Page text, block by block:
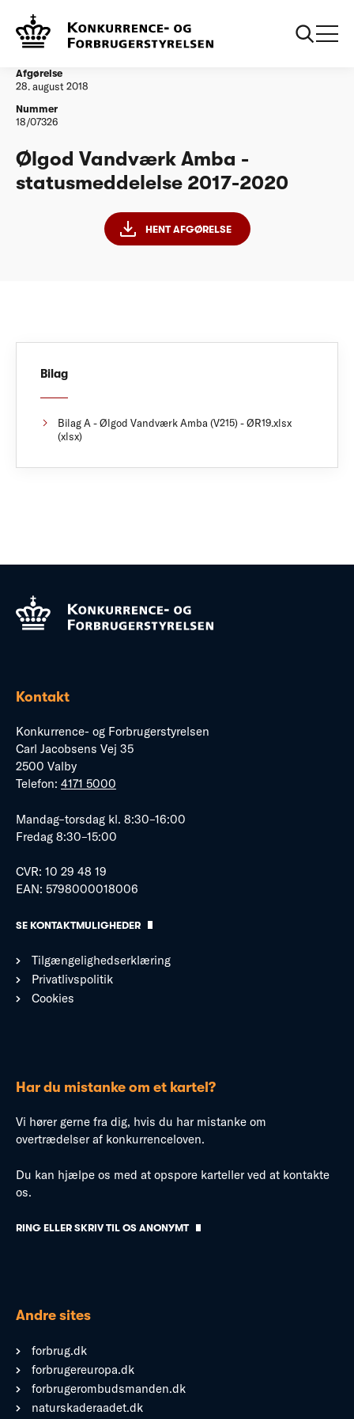
Vandtilsyn
2020
Afgørelse
28. august 2018
Nummer
18/07326
Ølgod Vandværk Amba -
statusmeddelelse 2017-2020
HENT AFGØRELSE
Bilag
Bilag A - Ølgod Vandværk Amba (V215) - ØR19.xlsx
(xlsx)
Kontakt
Konkurrence- og Forbrugerstyrelsen
Carl Jacobsens Vej 35
2500 Valby
Telefon: 4171 5000
Mandag–torsdag kl. 8:30–16:00
Fredag 8:30–15:00
CVR: 10 29 48 19
EAN: 5798000018006
SE KONTAKTMULIGHEDER
Tilgængelighedserklæring
Privatlivspolitik
Cookies
Har du mistanke om et kartel?
Vi hører gerne fra dig, hvis du har mistanke om
overtrædelser af konkurrenceloven.
Du kan hjælpe os med at opspore karteller ved at kontakte
os.
RING ELLER SKRIV TIL OS ANONYMT
Andre sites
forbrug.dk
forbrugereuropa.dk
forbrugerombudsmanden.dk
naturskaderaadet.dk